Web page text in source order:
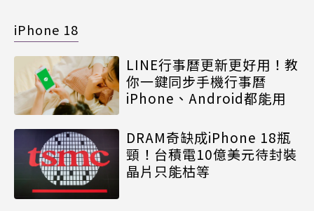
iPhone 18
LINE行事曆更新更好用！教
你一鍵同步手機行事曆
iPhone、Android都能用
DRAM奇缺成iPhone 18瓶
頸！台積電10億美元待封裝
晶片只能枯等